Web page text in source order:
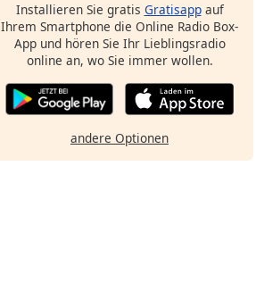
Installieren Sie gratis Gratisappauf
Ihrem Smartphone die Online Radio Box-
App und hören Sie Ihr Lieblingsradio
online an, wo Sie immer wollen.
andere Optionen